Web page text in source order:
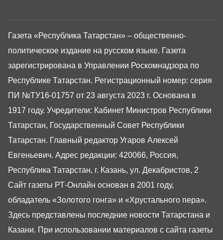
Газета «Республика Татарстан» – общественно-
политическое издание на русском языке. Газета
зарегистрирована в Управлении Роскомнадзора по
Республике Татарстан. Регистрационный номер: серия
ПИ №ТУ16-01757 от 23 августа 2023 г. Основана в
1917 году. Учредители: Кабинет Министров Республики
Татарстан, Государственный Совет Республики
Татарстан. Главный редактор Угаров Алексей
Евгеньевич. Адрес редакции: 420066, Россия,
Республика Татарстан, г. Казань, ул. Декабристов, 2
Сайт газеты РТ-Онлайн основан в 2001 году,
обладатель «Золотого гонга» и «Хрустального пера».
Здесь представлены последние новости Татарстана и
Казани. При использовании материалов с сайта газеты